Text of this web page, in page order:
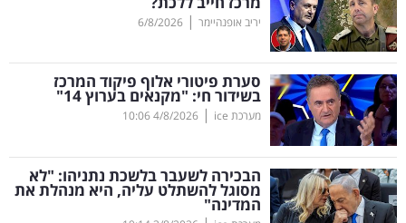
וטק
שיווק
ופרסום
משפט
מדדים
ומחקרים
יריב אופנהיימר |
6/8/2026
סערת פיטורי אלוף פיקוד המרכז
בשידור חי: "מקנאים בערוץ 14"
מערכת ice |
4/8/2026
10:06
הבכירה לשעבר בלשכת נתניהו: "לא
מסוגל להשתלט עליה, היא מנהלת את
המדינה"